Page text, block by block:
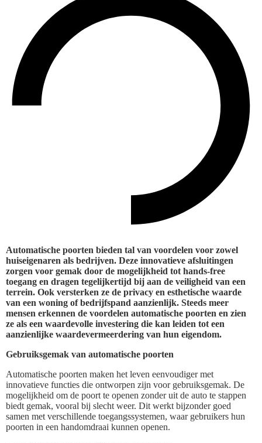
Automatische poorten bieden tal van voordelen voor zowel
huiseigenaren als bedrijven. Deze innovatieve afsluitingen
zorgen voor gemak door de mogelijkheid tot hands-free
toegang en dragen tegelijkertijd bij aan de veiligheid van een
terrein. Ook versterken ze de privacy en esthetische waarde
van een woning of bedrijfspand aanzienlijk. Steeds meer
mensen erkennen de voordelen automatische poorten en zien
ze als een waardevolle investering die kan leiden tot een
aanzienlijke waardevermeerdering van hun eigendom.
Gebruiksgemak van automatische poorten
Automatische poorten maken het leven eenvoudiger met
innovatieve functies die ontworpen zijn voor gebruiksgemak. De
mogelijkheid om de poort te openen zonder uit de auto te stappen
biedt gemak, vooral bij slecht weer. Dit werkt bijzonder goed
samen met verschillende toegangssystemen, waar gebruikers hun
poorten in een handomdraai kunnen openen.